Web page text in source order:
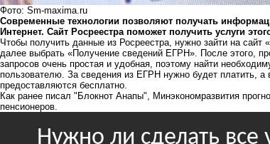
Фото: Sm-maxima.ru
Современные технологии позволяют получать
Интернет. Сайт Росреестра поможет получить услуги
Чтобы получить данные из Росреестра, нужно зайти на сайт
далее выбрать «Получение сведений ЕГРН». После этого,
запросов очень простая и удобная, поэтому найти
пользователю. За сведения из ЕГРН нужно будет платить, а
предоставляются бесплатно.
Как ранее писал "Блокнот Анапы", Минэкономразвития
пенсионеров.